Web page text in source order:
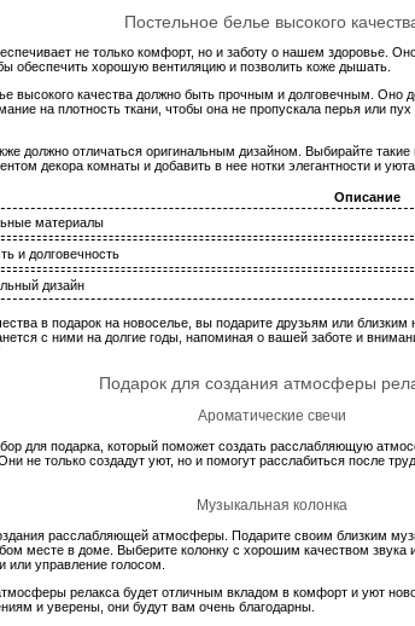
Постельное белье высокого
не только комфорт, но и заботу о нашем здоровье.
обеспечить хорошую вентиляцию и позволить коже дышать.
высокого качества должно быть прочным и долговечным. Оно
на плотность ткани, чтобы она не пропускала перья или
должно отличаться оригинальным дизайном. Выбирайте
декора комнаты и добавить в нее нотки элегантности и уюта.
Описание
материалы
и долговечность
дизайн
в подарок на новоселье, вы подарите друзьям или
с ними на долгие годы, напоминая о вашей заботе и
Подарок для создания атмосферы
Ароматические свечи
для подарка, который поможет создать расслабляющую
не только создадут уют, но и помогут расслабиться после
Музыкальная колонка
расслабляющей атмосферы. Подарите своим близким
месте в доме. Выберите колонку с хорошим качеством звука
управление голосом.
релакса будет отличным вкладом в комфорт и уют
и уверены, они будут вам очень благодарны.